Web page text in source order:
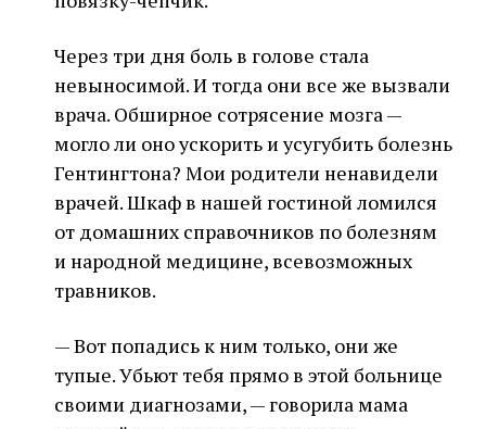
Через три дня боль в голове стала
невыносимой. И тогда они все же вызвали
врача. Обширное сотрясение мозга —
могло ли оно ускорить и усугубить болезнь
Гентингтона? Мои родители ненавидели
врачей. Шкаф в нашей гостиной ломился
от домашних справочников по болезням
и народной медицине, всевозможных
травников.
— Вот попадись к ним только, они же
тупые. Убьют тебя прямо в этой больнице
своими диагнозами, — говорила мама